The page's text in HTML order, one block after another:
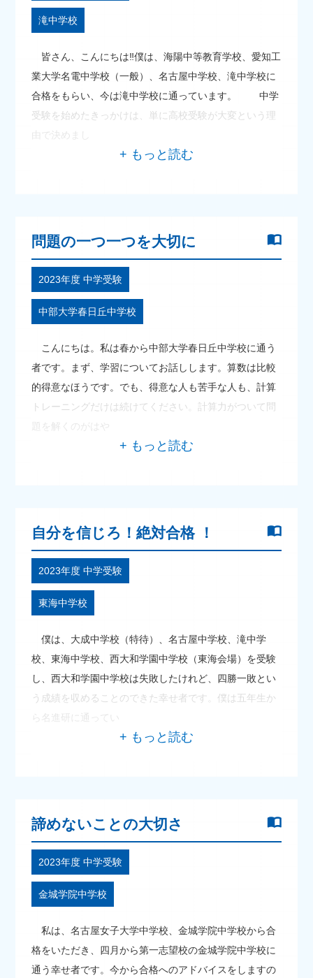
滝中学校
皆さん、こんにちは‼僕は、海陽中等教育学校、愛知工
業大学名電中学校（一般）、名古屋中学校、滝中学校に
合格をもらい、今は滝中学校に通っています。 中学
受験を始めたきっかけは、単に高校受験が大変という理
由で決めまし
問題の一つ一つを大切に
2023年度 中学受験
中部大学春日丘中学校
こんにちは。私は春から中部大学春日丘中学校に通う
者です。まず、学習についてお話しします。算数は比較
的得意なほうです。でも、得意な人も苦手な人も、計算
トレーニングだけは続けてください。計算力がついて問
題を解くのがはや
自分を信じろ！絶対合格 ！
2023年度 中学受験
東海中学校
僕は、大成中学校（特待）、名古屋中学校、滝中学
校、東海中学校、西大和学園中学校（東海会場）を受験
し、西大和学園中学校は失敗したけれど、四勝一敗とい
う成績を収めることのできた幸せ者です。僕は五年生か
ら名進研に通ってい
諦めないことの大切さ
2023年度 中学受験
金城学院中学校
私は、名古屋女子大学中学校、金城学院中学校から合
格をいただき、四月から第一志望校の金城学院中学校に
通う幸せ者です。今から合格へのアドバイスをしますの